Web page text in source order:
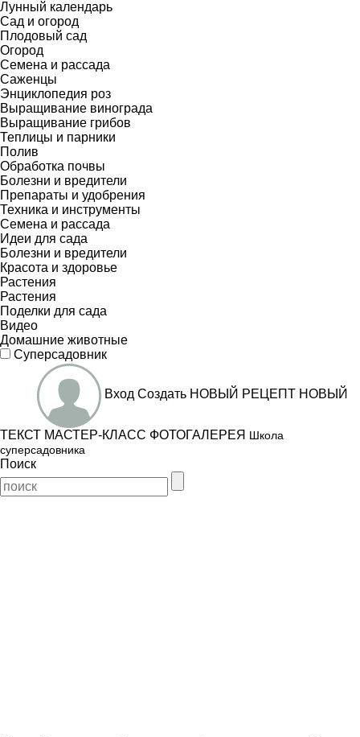
Лунный календарь
Сад и огород
Плодовый сад
Огород
Семена и рассада
Саженцы
Энциклопедия роз
Выращивание винограда
Выращивание грибов
Теплицы и парники
Полив
Обработка почвы
Болезни и вредители
Препараты и удобрения
Техника и инструменты
Семена и рассада
Идеи для сада
Болезни и вредители
Красота и здоровье
Растения
Растения
Поделки для сада
Видео
Домашние животные
Суперсадовник
Вход Создать НОВЫЙ РЕЦЕПТ НОВЫЙ
ТЕКСТ МАСТЕР-КЛАСС ФОТОГАЛЕРЕЯ Школа
суперсадовника
Поиск